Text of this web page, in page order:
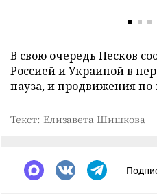
В свою очередь Песков
Россией и Украиной в
пауза, и продвижения по
Текст: Елизавета Шишкова